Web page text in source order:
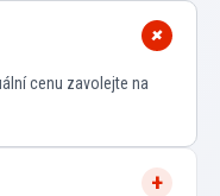
cenu zavolejte na